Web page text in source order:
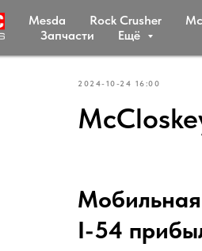
Mesda Rock Crusher
Запчасти
Ещё
2024-10-24 16:00
Мобильная
I-54